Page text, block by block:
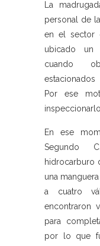
La
personal de
en el sector
ubicado un
cuando
Por ese
En ese
Segundo
hidrocarburo
una
a cuatro
encontraron
para
por lo que